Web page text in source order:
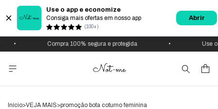
Use o app e economize
Consiga mais ofertas em nosso app
(100+)
Abrir
Compra 100% segura e protegida Use
Início>VEJA MAIS>promoção bota coturno feminina